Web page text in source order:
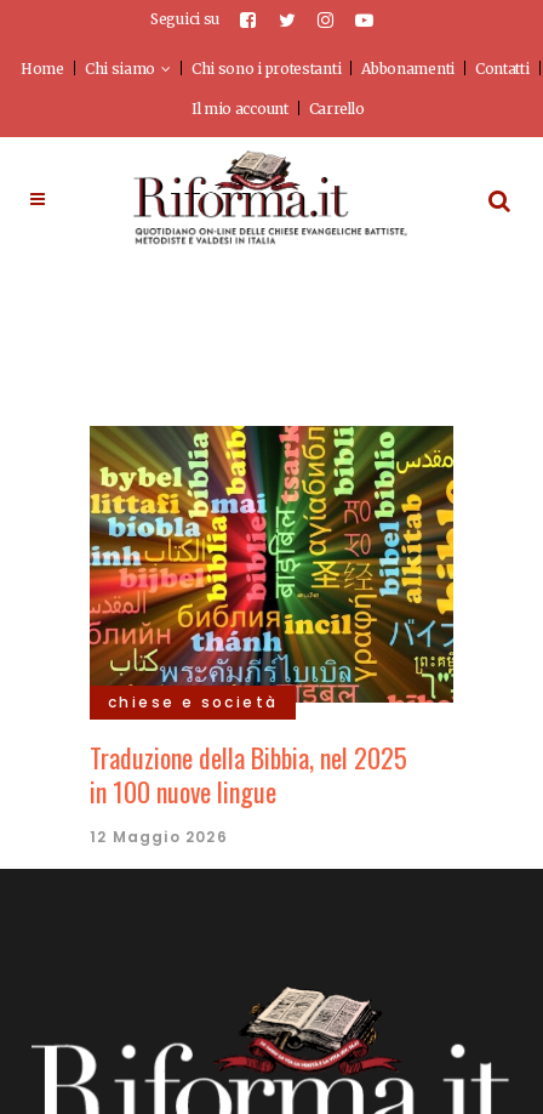
Seguici su
Home Chi siamo Chi sono i protestanti Abbonamenti Contatti
Il mio account Carrello
chiese e società
Traduzione della Bibbia, nel 2025
in 100 nuove lingue
12 Maggio 2026